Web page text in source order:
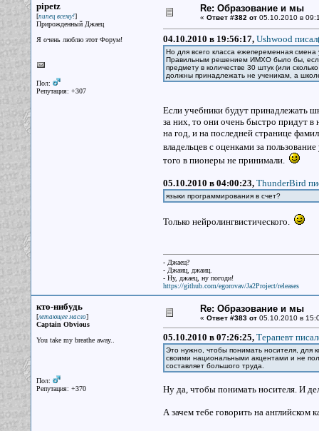
pipetz
[пипец всему!]
Прирожденный Джаец
Я очень люблю этот Форум!
Пол:
Репутация: +307
Re: Образование и мы
« Ответ #382 от05.10.2010 в
04.10.2010 в 19:56:17, Ushwood
Но для всего класса ежепеременная
Правильным решением ИМХО было бы, если
предмету в количестве 30 штук (или
должны принадлежать не ученикам, а
Если учебники будут принадлежать
за них, то они очень быстро придут в
на год, и на последней странице
владельцев с оценками за
того в пионеры не принимали.
05.10.2010 в 04:00:23, ThunderBird
языки программирования в счет?
Только нейролингвистического.
- Джаец?
- Джаиц, джаиц.
- Ну, джаец, ну погоди!
https://github.com/egorovav/Ja2Project/releases
кто-нибудь
[летающее масло]
Captain Obvious
You take my breathe away..
Пол:
Репутация: +370
Re: Образование и мы
« Ответ #383 от05.10.2010 в
05.10.2010 в 07:26:25, Терапевт
Это нужно, чтобы понимать носителя, для
своими национальными акцентами и не
составляет большого труда.
Ну да, чтобы понимать носителя. И
А зачем тебе говорить на английском